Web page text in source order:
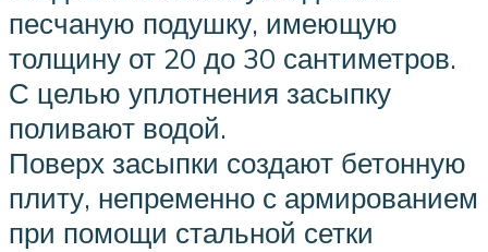
песчаную подушку, имеющую
толщину от 20 до 30 сантиметров.
С целью уплотнения засыпку
поливают водой.
Поверх засыпки создают бетонную
плиту, непременно с армированием
при помощи стальной сетки